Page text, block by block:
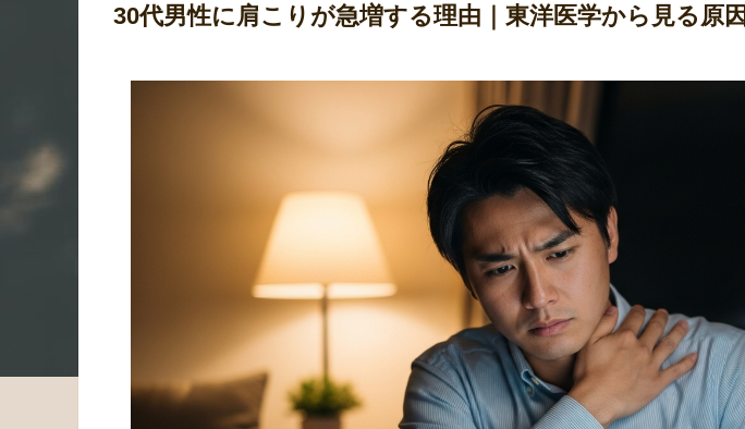
30代男性に肩こりが急増する理由｜東洋医学から見る原因